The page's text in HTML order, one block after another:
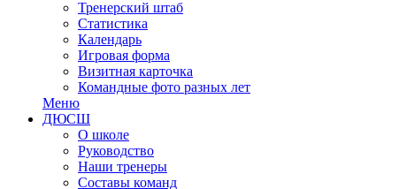
Тренерский штаб
Статистика
Календарь
Игровая форма
Визитная карточка
Командные фото разных лет
Меню
ДЮСШ
О школе
Руководство
Наши тренеры
Составы команд